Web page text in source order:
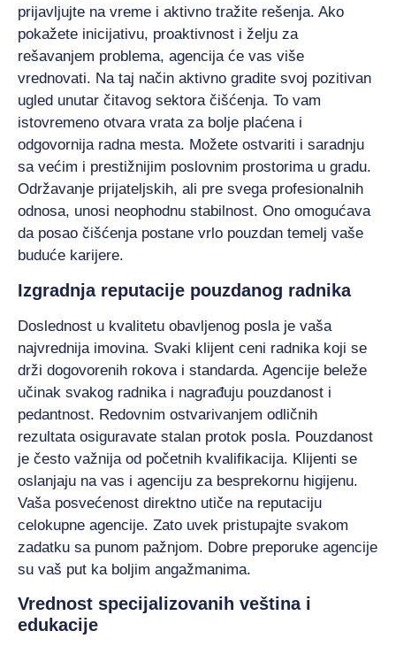
prijavljujte na vreme i aktivno tražite rešenja. Ako
pokažete inicijativu, proaktivnost i želju za
rešavanjem problema, agencija će vas više
vrednovati. Na taj način aktivno gradite svoj pozitivan
ugled unutar čitavog sektora čišćenja. To vam
istovremeno otvara vrata za bolje plaćena i
odgovornija radna mesta. Možete ostvariti i saradnju
sa većim i prestižnijim poslovnim prostorima u gradu.
Održavanje prijateljskih, ali pre svega profesionalnih
odnosa, unosi neophodnu stabilnost. Ono omogućava
da posao čišćenja postane vrlo pouzdan temelj vaše
buduće karijere.
Izgradnja reputacije pouzdanog radnika
Doslednost u kvalitetu obavljenog posla je vaša
najvrednija imovina. Svaki klijent ceni radnika koji se
drži dogovorenih rokova i standarda. Agencije beleže
učinak svakog radnika i nagrađuju pouzdanost i
pedantnost. Redovnim ostvarivanjem odličnih
rezultata osiguravate stalan protok posla. Pouzdanost
je često važnija od početnih kvalifikacija. Klijenti se
oslanjaju na vas i agenciju za besprekornu higijenu.
Vaša posvećenost direktno utiče na reputaciju
celokupne agencije. Zato uvek pristupajte svakom
zadatku sa punom pažnjom. Dobre preporuke agencije
su vaš put ka boljim angažmanima.
Vrednost specijalizovanih veština i
edukacije